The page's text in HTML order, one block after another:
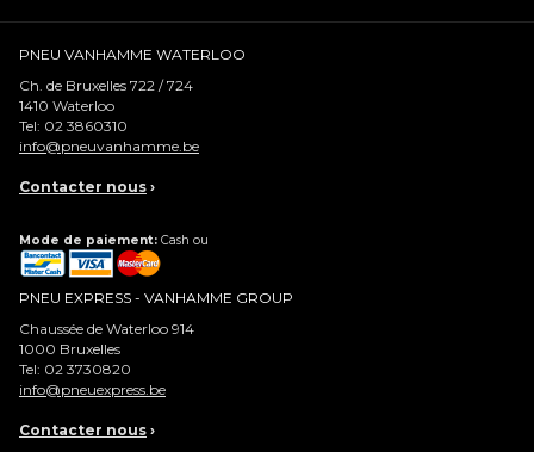
PNEU VANHAMME WATERLOO
Ch. de Bruxelles 722 / 724
1410 Waterloo
Tel: 02 3860310
info@pneuvanhamme.be
Contacter nous ›
Mode de paiement: Cash ou
PNEU EXPRESS - VANHAMME GROUP
Chaussée de Waterloo 914
1000 Bruxelles
Tel: 02 3730820
info@pneuexpress.be
Contacter nous ›